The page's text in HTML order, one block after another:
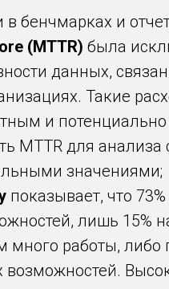
бенчмарках и
(MTTR) была
данных,
Такие
и
MTTR для
значениями;
показывает, что
лишь 15%
много работы,